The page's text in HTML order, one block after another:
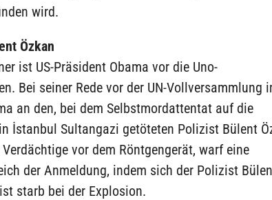
wird.
Özkan
ist US-Präsident Obama vor die Uno-
Bei seiner Rede vor der UN-Vollversammlung
an den, bei dem Selbstmordattentat auf die
İstanbul Sultangazi getöteten Polizist Bülent
vor dem Röntgengerät, warf eine
der Anmeldung, indem sich der Polizist
starb bei der Explosion.